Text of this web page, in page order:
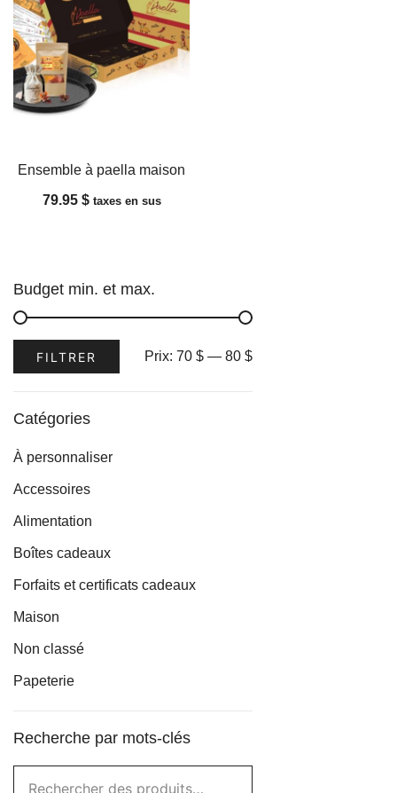
Ensemble à paella maison
79.95 $ taxes en sus
Budget min. et max.
FILTRER Prix: 70 $ — 80 $
Catégories
À personnaliser
Accessoires
Alimentation
Boîtes cadeaux
Forfaits et certificats cadeaux
Maison
Non classé
Papeterie
Recherche par mots-clés